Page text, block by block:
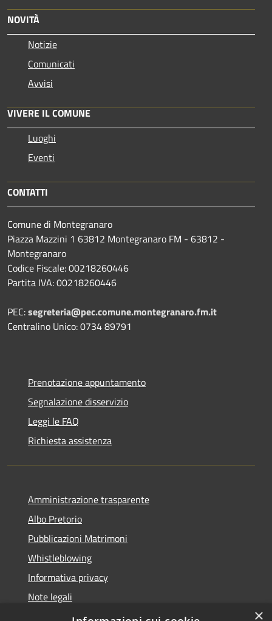
NOVITÀ
Notizie
Comunicati
Avvisi
VIVERE IL COMUNE
Luoghi
Eventi
CONTATTI
Comune di Montegranaro
Piazza Mazzini 1 63812 Montegranaro FM - 63812 -
Montegranaro
Codice Fiscale: 00218260446
Partita IVA: 00218260446
PEC:segreteria@pec.comune.montegranaro.fm.it
Centralino Unico: 0734 89791
Prenotazione appuntamento
Segnalazione disservizio
Leggi le FAQ
Richiesta assistenza
Amministrazione trasparente
Albo Pretorio
Pubblicazioni Matrimoni
Whistleblowing
Informativa privacy
Note legali
Dichiarazione di accessibilità
×